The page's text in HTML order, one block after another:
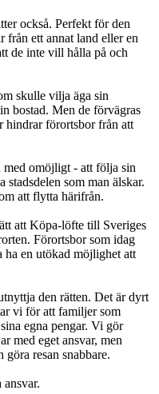
också. Perfekt för den
från ett annat land eller en
de inte vill hålla på och
skulle vilja äga sin
bostad. Men de förvägras
hindrar förortsbor från att
omöjligt - att följa sin
stadsdelen som man älskar.
att flytta härifrån.
att Köpa-löfte till Sveriges
Förortsbor som idag
ha en utökad möjlighet att
den rätten. Det är dyrt
vi för att familjer som
egna pengar. Vi gör
med eget ansvar, men
resan snabbare.